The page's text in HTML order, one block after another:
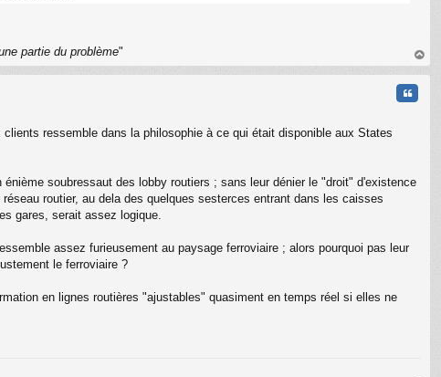
partie du problème"
au
ressemble dans la philosophie à ce qui était disponible aux States
soubressaut des lobby routiers ; sans leur dénier le "droit" d'existence
routier, au dela des quelques sesterces entrant dans les caisses
gares, serait assez logique.
assez furieusement au paysage ferroviaire ; alors pourquoi pas leur
le ferroviaire ?
en lignes routières "ajustables" quasiment en temps réel si elles ne